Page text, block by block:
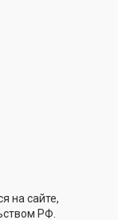
на сайте,
РФ.